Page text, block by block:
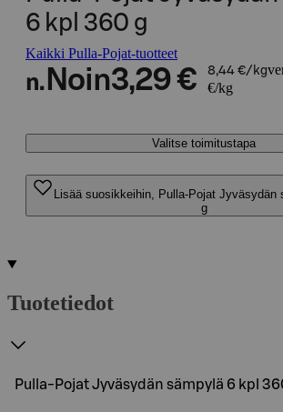
6 kpl 360 g
Kaikki Pulla-Pojat-tuotteet
n. Noin3,29 € 8,44 €/kg
€/kg
Valitse toimitustapa
Lisää suosikkeihin, Pulla-Pojat Jyväsydän
g
Tuotetiedot
Pulla-Pojat Jyväsydän sämpylä 6 kpl